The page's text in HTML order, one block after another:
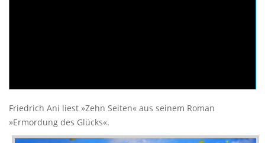
Friedrich Ani liest »Zehn Seiten« aus seinem Roman
»Ermordung des Glücks«.